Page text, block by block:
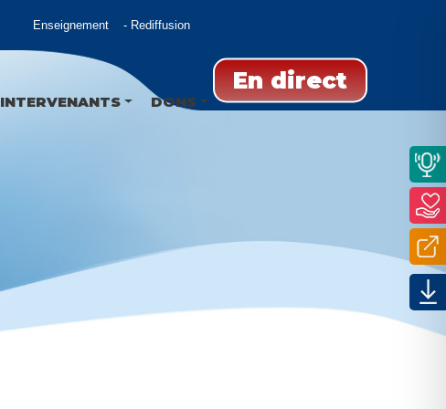
Enseignement Rediffusion
En direct
INTERVENANTS DONS